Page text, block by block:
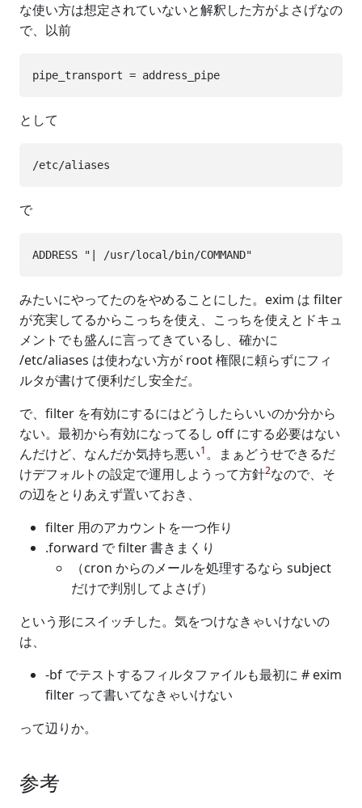
な使い方は想定されていないと解釈した方がよさげなの
で、以前
として
で
みたいにやってたのをやめることにした。exim は filter
が充実してるからこっちを使え、こっちを使えとドキュ
メントでも盛んに言ってきているし、確かに
/etc/aliases は使わない方が root 権限に頼らずにフィ
ルタが書けて便利だし安全だ。
で、filter を有効にするにはどうしたらいいのか分から
ない。最初から有効になってるし off にする必要はない
んだけど、なんだか気持ち悪い1。まぁどうせできるだ
けデフォルトの設定で運用しようって方針2なので、そ
の辺をとりあえず置いておき、
filter 用のアカウントを一つ作り
.forward で filter 書きまくり
（cron からのメールを処理するなら subject
だけで判別してよさげ）
という形にスイッチした。気をつけなきゃいけないの
は、
-bf でテストするフィルタファイルも最初に # exim
filter って書いてなきゃいけない
って辺りか。
参考